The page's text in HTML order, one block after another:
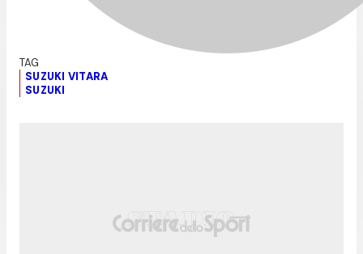
SUZUKI VITARA
SUZUKI